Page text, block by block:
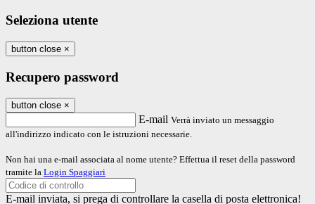
Seleziona utente
button close ×
Recupero password
button close ×
E-mail Verrà inviato un messaggio
all'indirizzo indicato con le istruzioni necessarie.
Non hai una e-mail associata al nome utente? Effettua il reset della password
tramite la Login Spaggiari
E-mail inviata, si prega di controllare la casella di posta elettronica!